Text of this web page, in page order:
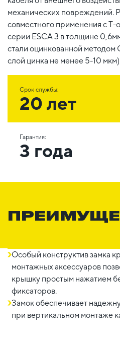
механических повреждений.
совместного применения с Т-
серии ESCA 3 в толщине
стали оцинкованной
слой цинка не менее 5-10
Срок службы:
20 лет
Гарантия:
3 года
Особый конструктив замка
монтажных аксессуаров
крышку простым нажатием
фиксаторов.
Замок обеспечивает
при вертикальном монтаже